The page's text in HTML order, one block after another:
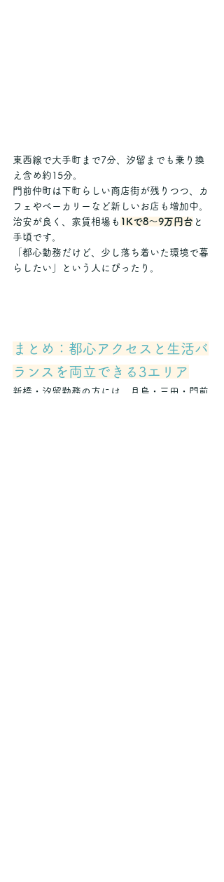
東西線で大手町まで7分、汐留までも乗り換
え含め約15分。
門前仲町は下町らしい商店街が残りつつ、カ
フェやベーカリーなど新しいお店も増加中。
治安が良く、家賃相場も 1Kで8〜9万円台 と
手頃です。
「都心勤務だけど、少し落ち着いた環境で暮
らしたい」という人にぴったり。
まとめ：都心アクセスと生活バ
ランスを両立できる3エリア
新橋・汐留勤務の方には、月島・三田・門前